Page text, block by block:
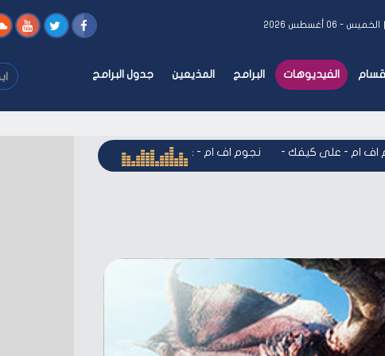
الخميس - ٠٦ أغسطس ٢٠٢٦
الفيديوهات البرامج المذيعين جدول البرامج
ابحث
فى
-ام - على كيفك -نجوم اف ام - على كيفك نجوم اف ام - على كيفك